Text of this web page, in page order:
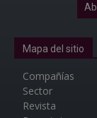
Mapa del sitio
Compañías
Sector
Revista